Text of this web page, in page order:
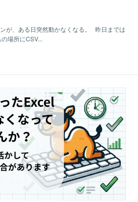
が、ある日突然動かなくなる。 昨日までは
場所にCSV...